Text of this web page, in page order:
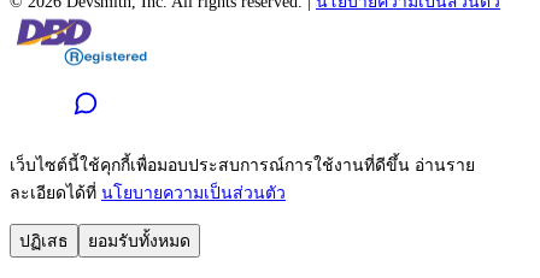
เว็บไซต์นี้ใช้คุกกี้เพื่อมอบประสบการณ์การใช้งานที่ดีขึ้น อ่านราย
ละเอียดได้ที่ นโยบายความเป็นส่วนตัว
ปฏิเสธ ยอมรับทั้งหมด